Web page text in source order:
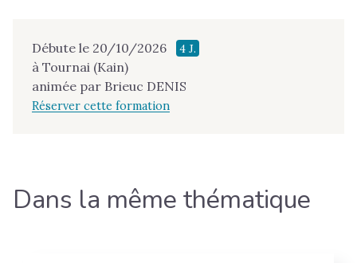
Débute le 20/10/2026 4 J.
à Tournai (Kain)
animée par Brieuc DENIS
Réserver cette formation
Dans la même thématique